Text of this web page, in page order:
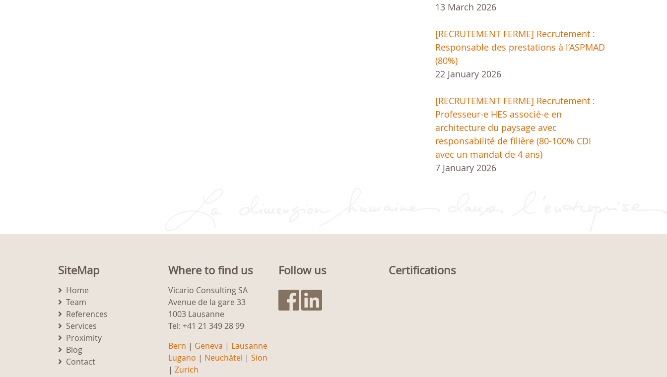
13 March 2026
[RECRUTEMENT FERME] Recrutement :
Responsable des prestations à l’ASPMAD
(80%)
22 January 2026
[RECRUTEMENT FERME] Recrutement :
Professeur-e HES associé-e en
architecture du paysage avec
responsabilité de filière (80-100% CDI
avec un mandat de 4 ans)
7 January 2026
SiteMap
Home
Team
References
Services
Proximity
Blog
Contact
Where to find us
Vicario Consulting SA
Avenue de la gare 33
1003 Lausanne
Tel: +41 21 349 28 99
Bern | Geneva | Lausanne
Lugano | Neuchâtel | Sion
| Zurich
Follow us Certifications